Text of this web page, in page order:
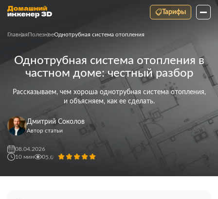
Тарифы
ГлавнаяПолезноеОднотрубная система отопления
Однотрубная система отопления в
частном доме: честный разбор
Рассказываем, чем хороша однотрубная система отопления,
и объясняем, как ее сделать.
Дмитрий Соколов
Автор статьи
08.04.2026
10 мин 5.0
0